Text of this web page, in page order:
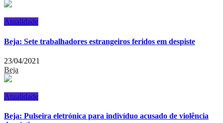
Atualidade
Beja: Sete trabalhadores estrangeiros feridos em despiste
23/04/2021
Beja
Atualidade
Beja: Pulseira eletrónica para indivíduo acusado de violência